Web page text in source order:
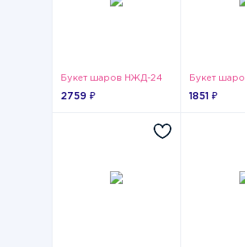
Букет шаров НЖД-24
2759 ₽
Букет
1851 ₽